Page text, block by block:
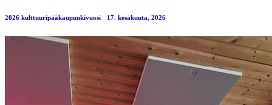
2026 kulttuuripääkaupunkivuosi 17. kesäkuuta, 2026